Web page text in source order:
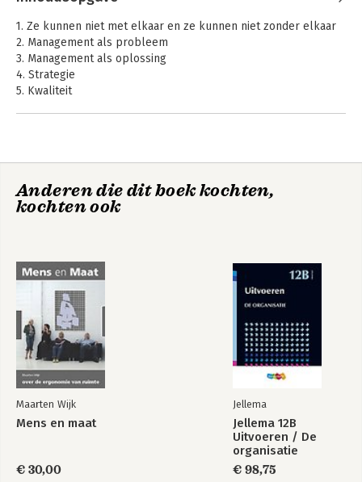
Foto, Sake Elzinga
Framing
Management in
Procesmanagement
1. Ze kunnen niet met elkaar en ze kunnen niet zonder elkaar
2. Management als probleem
3. Management als oplossing
4. Strategie
5. Kwaliteit
Noten
Anderen die dit boek kochten,
kochten ook
Maarten Wijk
Mens en maat
€ 30,00
Jellema
Jellema 12B
Uitvoeren / De
organisatie
€ 98,75